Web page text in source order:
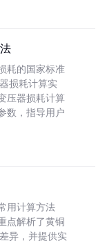
耗的国家标准
损耗计算实
压器损耗计算
数，指导用户
用计算方法
点解析了黄铜
异，并提供实